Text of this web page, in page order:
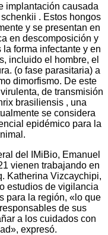
implantación causada
. Estos hongos
y se presentan en
en descomposición y
forma infectante y en
incluido el hombre, el
(o fase parasitaria) a
dimorfismo. De este
de transmisión
brasiliensis , una
se considera
epidémico para la
del IMiBio, Emanuel
vienen trabajando en
Katherina Vizcaychipi,
estudios de vigilancia
para la región, «lo que
de sus
a los cuidados con
expresó.